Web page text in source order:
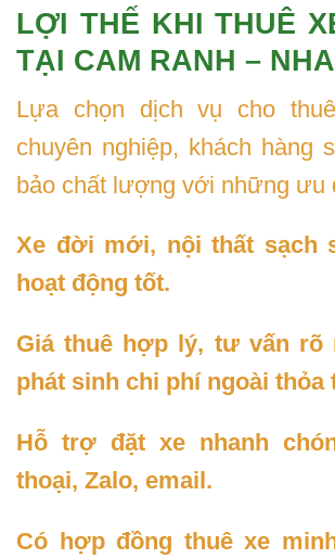
LỢI THẾ KHI THUÊ
TẠI CAM RANH –
Lựa chọn dịch vụ cho
chuyên nghiệp, khách hàng
bảo chất lượng với những ưu
Xe đời mới, nội thất sạch
hoạt động tốt.
Giá thuê hợp lý, tư vấn rõ
phát sinh chi phí ngoài thỏa
Hỗ trợ đặt xe nhanh
thoại, Zalo, email.
Có hợp đồng thuê xe